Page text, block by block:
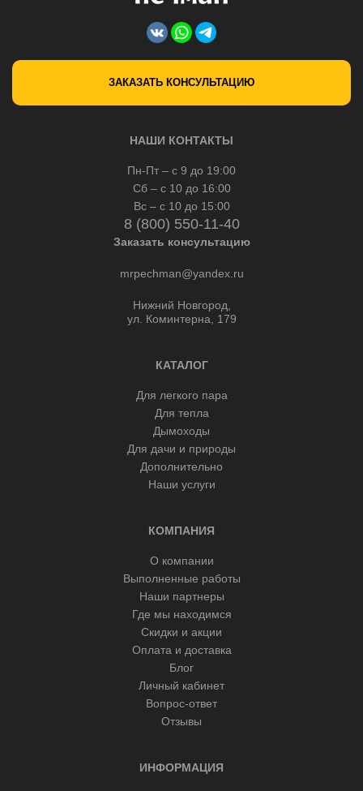
ЗАКАЗАТЬ КОНСУЛЬТАЦИЮ
НАШИ КОНТАКТЫ
Пн-Пт – с 9 до 19:00
Сб – с 10 до 16:00
Вс – с 10 до 15:00
8 (800) 550-11-40
Заказать консультацию
mrpechman@yandex.ru
Нижний Новгород,
ул. Коминтерна, 179
КАТАЛОГ
Для легкого пара
Для тепла
Дымоходы
Для дачи и природы
Дополнительно
Наши услуги
КОМПАНИЯ
О компании
Выполненные работы
Наши партнеры
Где мы находимся
Скидки и акции
Оплата и доставка
Блог
Личный кабинет
Вопрос-ответ
Отзывы
ИНФОРМАЦИЯ